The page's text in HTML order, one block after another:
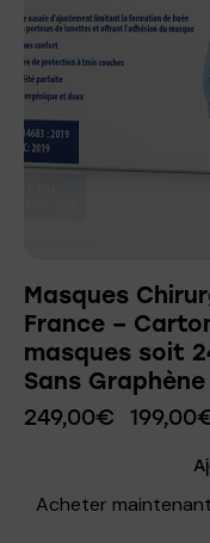
Masques
France –
masques soit
Sans Graphène
249,00€ 199,00
Acheter